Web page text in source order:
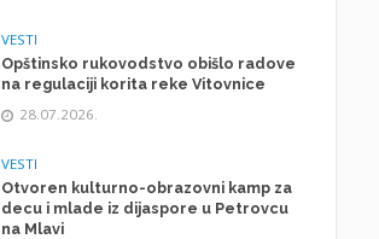
VESTI
Opštinsko rukovodstvo obišlo radove
na regulaciji korita reke Vitovnice
28.07.2026.
VESTI
Otvoren kulturno-obrazovni kamp za
decu i mlade iz dijaspore u Petrovcu
na Mlavi